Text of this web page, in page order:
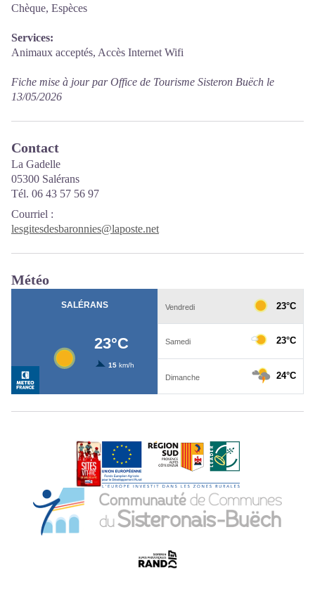
Chèque, Espèces
Services:
Animaux acceptés, Accès Internet Wifi
Fiche mise à jour par Office de Tourisme Sisteron Buëch le
13/05/2026
Contact
La Gadelle
05300 Salérans
Tél. 06 43 57 56 97
Courriel :
lesgitesdesbaronnies@laposte.net
Météo